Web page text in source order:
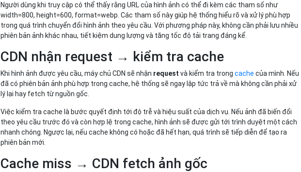
Người dùng khi truy cập có thể thấy rằng URL của hình ảnh có thể đi kèm các tham số như
width=800, height=600, format=webp. Các tham số này giúp hệ thống hiểu rõ và xử lý phù hợp
trong quá trình chuyển đổi hình ảnh theo yêu cầu. Với phương pháp này, không cần phải lưu nhiều
phiên bản ảnh khác nhau, tiết kiệm dung lượng và tăng tốc độ tải trang đáng kể.
CDN nhận request → kiểm tra cache
Khi hình ảnh được yêu cầu, máy chủ CDN sẽ nhận requestvà kiểm tra trongcache của mình. Nếu
đã có phiên bản ảnh phù hợp trong cache, hệ thống sẽ ngay lập tức trả về mà không cần phải xử
lý lại hay fetch từ nguồn gốc.
Việc kiểm tra cache là bước quyết định tới độ trễ và hiệu suất của dịch vụ. Nếu ảnh đã biến đổi
theo yêu cầu trước đó và còn hợp lệ trong cache, hình ảnh sẽ được gửi tới trình duyệt một cách
nhanh chóng. Ngược lại, nếu cache không có hoặc đã hết hạn, quá trình sẽ tiếp diễn để tạo ra
phiên bản mới.
Cache miss → CDN fetch ảnh gốc